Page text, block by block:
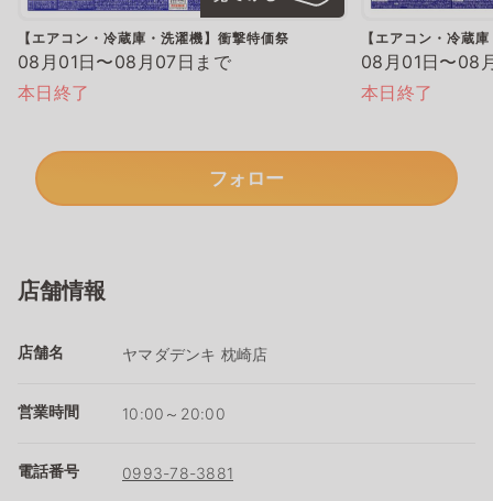
【エアコン・冷蔵庫・洗濯機】衝撃特価祭
08月01日〜08月07日まで
本日終了
【エアコン・冷蔵
08月01日〜08
本日終了
フォロー
店舗情報
店舗名 ヤマダデンキ 枕崎店
営業時間 10:00～20:00
電話番号 0993-78-3881